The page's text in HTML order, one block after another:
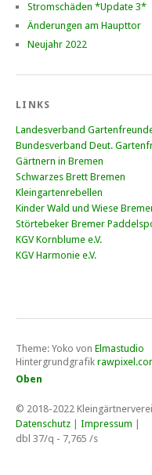
Stromschäden *Update 3*
Änderungen am Haupttor
Neujahr 2022
LINKS
Landesverband
Bundesverband Deut.
Gärtnern in Bremen
Schwarzes Brett Bremen
Kleingartenrebellen
Kinder Wald und Wiese
Störtebeker Bremer
KGV Kornblume e.V.
KGV Harmonie e.V.
Theme: Yoko von Elmastudio
Hintergrundgrafik
Oben
© 2018-2022
Datenschutz
Impressum
dbl 37/q - 7,765 /s